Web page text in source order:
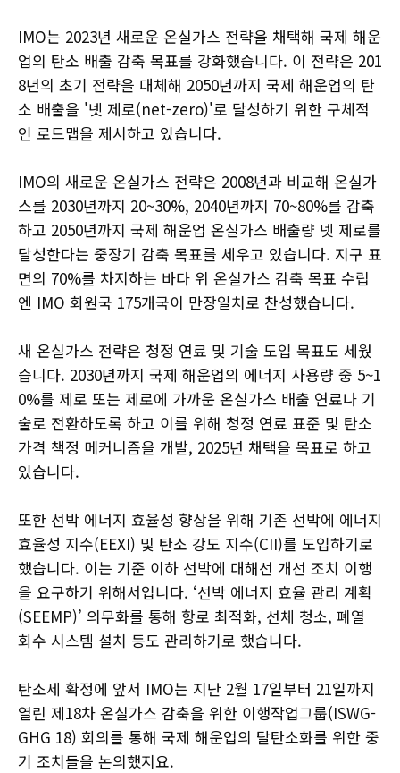
IMO는 2023년 새로운 온실가스 전략을 채택해 국제 해운
업의 탄소 배출 감축 목표를 강화했습니다. 이 전략은 201
8년의 초기 전략을 대체해 2050년까지 국제 해운업의 탄
소 배출을 '넷 제로(net-zero)'로 달성하기 위한 구체적
인 로드맵을 제시하고 있습니다.
IMO의 새로운 온실가스 전략은 2008년과 비교해 온실가
스를 2030년까지 20~30%, 2040년까지 70~80%를 감축
하고 2050년까지 국제 해운업 온실가스 배출량 넷 제로를
달성한다는 중장기 감축 목표를 세우고 있습니다. 지구 표
면의 70%를 차지하는 바다 위 온실가스 감축 목표 수립
엔 IMO 회원국 175개국이 만장일치로 찬성했습니다.
새 온실가스 전략은 청정 연료 및 기술 도입 목표도 세웠
습니다. 2030년까지 국제 해운업의 에너지 사용량 중 5~1
0%를 제로 또는 제로에 가까운 온실가스 배출 연료나 기
술로 전환하도록 하고 이를 위해 청정 연료 표준 및 탄소
가격 책정 메커니즘을 개발, 2025년 채택을 목표로 하고
있습니다.
또한 선박 에너지 효율성 향상을 위해 기존 선박에 에너지
효율성 지수(EEXI) 및 탄소 강도 지수(CII)를 도입하기로
했습니다. 이는 기준 이하 선박에 대해선 개선 조치 이행
을 요구하기 위해서입니다. ‘선박 에너지 효율 관리 계획
(SEEMP)’ 의무화를 통해 항로 최적화, 선체 청소, 폐열
회수 시스템 설치 등도 관리하기로 했습니다.
탄소세 확정에 앞서 IMO는 지난 2월 17일부터 21일까지
열린 제18차 온실가스 감축을 위한 이행작업그룹(ISWG-
GHG 18) 회의를 통해 국제 해운업의 탈탄소화를 위한 중
기 조치들을 논의했지요.